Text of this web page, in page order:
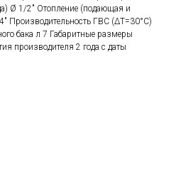
Ø 1/2″ Отопление (подающая и
Производительность ГВС (ΔТ=30°С)
бака л 7 Габаритные размеры
производителя 2 года с даты